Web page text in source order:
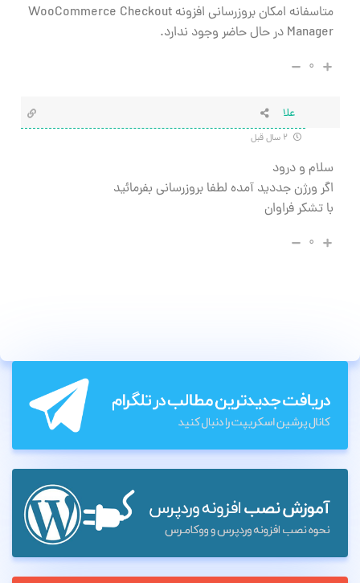
متاسفانه امکان بروزرسانی افزونه WooCommerce Checkout
Manager در حال حاضر وجود ندارد.
۰
علا
سلام و درود
اگر ورژن جددید آمده لطفا بروزرسانی بفرمائید
با تشکر فراوان
۰